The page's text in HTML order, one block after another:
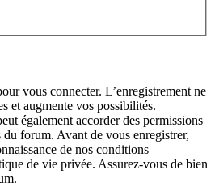
vous connecter. L’enregistrement ne
et augmente vos possibilités.
également accorder des permissions
forum. Avant de vous enregistrer,
de nos conditions
de vie privée. Assurez-vous de bien